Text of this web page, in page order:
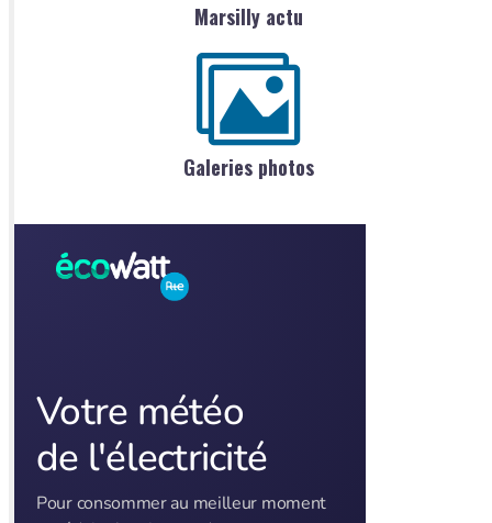
Marsilly actu
Galeries photos